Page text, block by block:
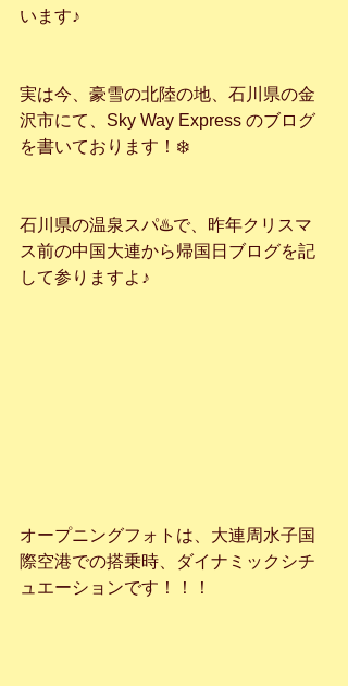
います♪
実は今、豪雪の北陸の地、石川県の金
沢市にて、Sky Way Express のブログ
を書いております！❄️
石川県の温泉スパ♨️で、昨年クリスマ
ス前の中国大連から帰国日ブログを記
して参りますよ♪
オープニングフォトは、大連周水子国
際空港での搭乗時、ダイナミックシチ
ュエーションです！！！